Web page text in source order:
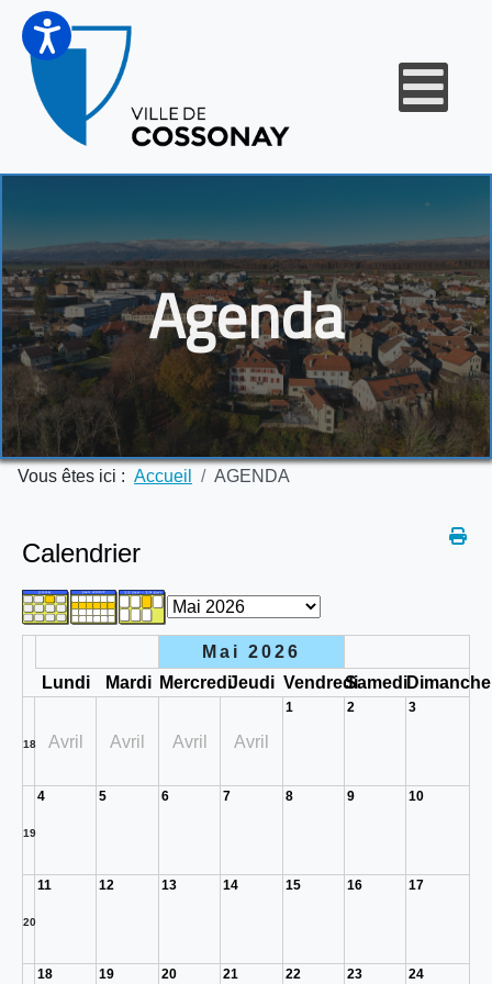
Agenda
Vous êtes ici : Accueil AGENDA
Calendrier
Mai 2026
Lundi
Mardi MercrediJeudi VendrediSamediDimanche
18 Avril Avril Avril Avril
1 2 3
19
4 5 6 7 8 9 10
20
11 12 13 14 15 16 17
18 19 20 21 22 23 24